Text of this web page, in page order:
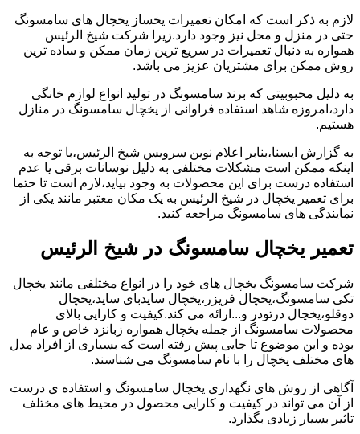
لازم به ذکر است که امکان تعمیرات یخساز یخچال های سامسونگ
حتی در منزل و محل نیز وجود دارد.زیرا شرکت شیخ الرئیس
همواره به دنبال تعمیرات در سریع ترین زمان ممکن و ساده ترین
روش ممکن برای مشتریان عزیز می باشد.
به دلیل محبوبیتی که برند سامسونگ در تولید انواع لوازم خانگی
دارد،امروزه شاهد استفاده فراوانی از یخچال سامسونگ در منازل
هستیم.
به گزارش ایسنا،بنابر اعلام نوین سرویس شیخ الرئیس،با توجه به
اینکه ممکن است مشکلات مختلفی به دلیل نوسانات برقی یا عدم
استفاده درست برای این محصولات به وجود بیاید،لازم است تا حتما
برای تعمیر یخچال در شیخ الرئیس به یک مکان معتبر مانند یکی از
نمایندگی های سامسونگ مراجعه کنید.
تعمیر یخچال سامسونگ در شیخ الرئیس
شرکت سامسونگ یخچال های خود را در انواع مختلفی مانند یخچال
تکی سامسونگ،یخچال فریزر،یخچال سایدبای ساید،یخچال
دوقلو،یخچال درتودر و...ارائه می کند.کیفیت و کارایی بالای
محصولات سامسونگ از جمله یخچال همواره زبانزد خاص و عام
بوده و این موضوع تا جایی پیش رفته است که بسیاری از افراد مدل
های مختلف یخچال را با نام سامسونگ می شناسند.
آگاهی از روش های نگهداری یخچال سامسونگ و استفاده ی درست
از آن می تواند در کیفیت و کارایی محصول در محیط های مختلف
تاثیر بسیار زیادی بگذارد.